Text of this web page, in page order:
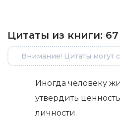
Цитаты из книги: 67
Внимание! Цитаты могут
Иногда человеку
утвердить
личности.